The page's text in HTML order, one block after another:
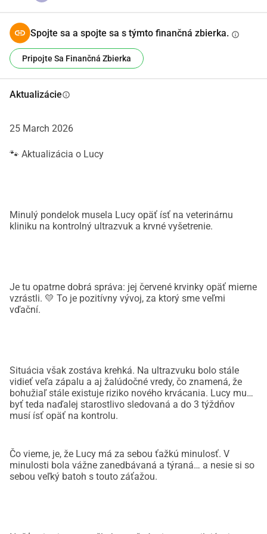
konečne dostane pokoj, starostlivosť a lásku, ktorú si
zdieľať túto správu.Aj to pre ňu znamená nesmierne veľa.
Spojte sa a spojte sa s týmto finančná zbierka. info
Pripojte Sa Finančná Zbierka
Aktualizácieinfo
25 March 2026
🐾 Aktualizácia o Lucy
Minulý pondelok musela Lucy opäť ísť na veterinárnu
kliniku na kontrolný ultrazvuk a krvné vyšetrenie.
Je tu opatrne dobrá správa: jej červené krvinky opäť mierne
vzrástli. 💛 To je pozitívny vývoj, za ktorý sme veľmi
vďační.
Situácia však zostáva krehká. Na ultrazvuku bolo stále
vidieť veľa zápalu a aj žalúdočné vredy, čo znamená, že
bohužiaľ stále existuje riziko nového krvácania. Lucy musí
byť teda naďalej starostlivo sledovaná a do 3 týždňov
musí ísť opäť na kontrolu.
Čo vieme, je, že Lucy má za sebou ťažkú minulosť. V
minulosti bola vážne zanedbávaná a týraná… a nesie si so
sebou veľký batoh s touto záťažou.